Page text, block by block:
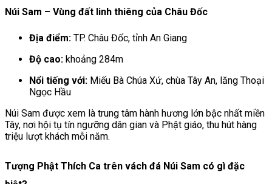
Núi Sam – Vùng đất linh thiêng của Châu Đốc
Địa điểm: TP. Châu Đốc, tỉnh An Giang
Độ cao: khoảng 284m
Nổi tiếng với: Miếu Bà Chúa Xứ, chùa Tây An, lăng Thoại
Ngọc Hầu
Núi Sam được xem là trung tâm hành hương lớn bậc nhất miền
Tây, nơi hội tụ tín ngưỡng dân gian và Phật giáo, thu hút hàng
triệu lượt khách mỗi năm.
Tượng Phật Thích Ca trên vách đá Núi Sam có gì đặc